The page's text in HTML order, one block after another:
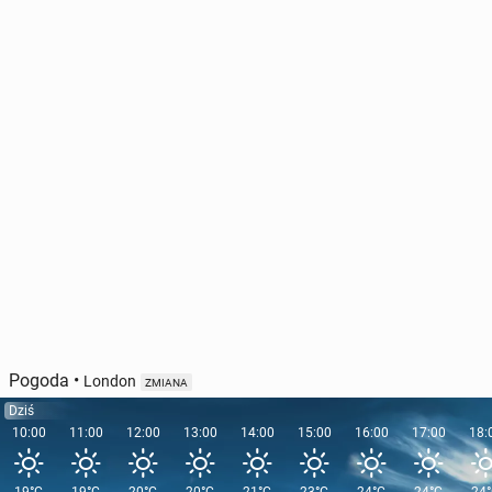
Pogoda • London ZMIANA
Dziś
10:00
11:00 12:00 13:00 14:00 15:00 16:00 17:00